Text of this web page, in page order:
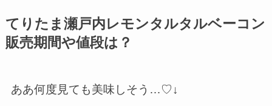
てりたま瀬戸内レモンタルタルベーコン
販売期間や値段は？
ああ何度見ても美味しそう…♡↓